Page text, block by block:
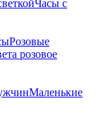
Часы с
Розовые
розовое
Маленькие